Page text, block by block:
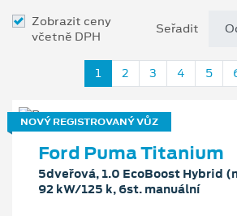
Zobrazit ceny
včetně DPH
Seřadit
1 2 3 4 5
NOVÝ REGISTROVANÝ VŮZ
Ford Puma Titanium
5dveřová, 1.0 EcoBoost Hybrid
92 kW/125 k, 6st. manuální